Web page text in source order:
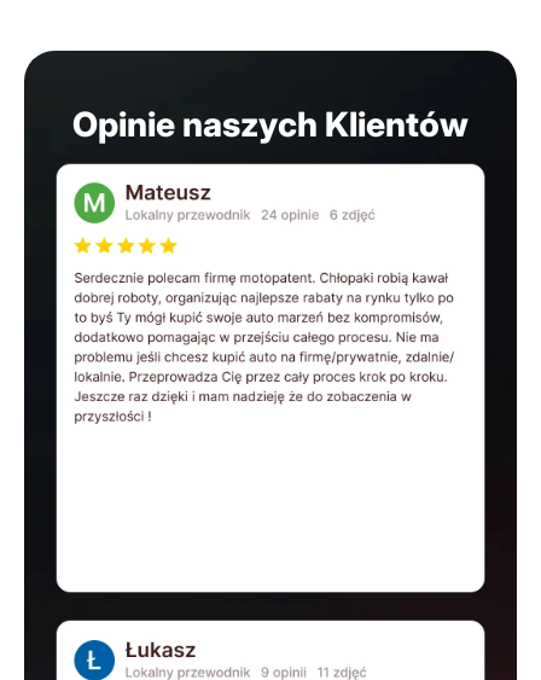
Opinie naszych Klientów